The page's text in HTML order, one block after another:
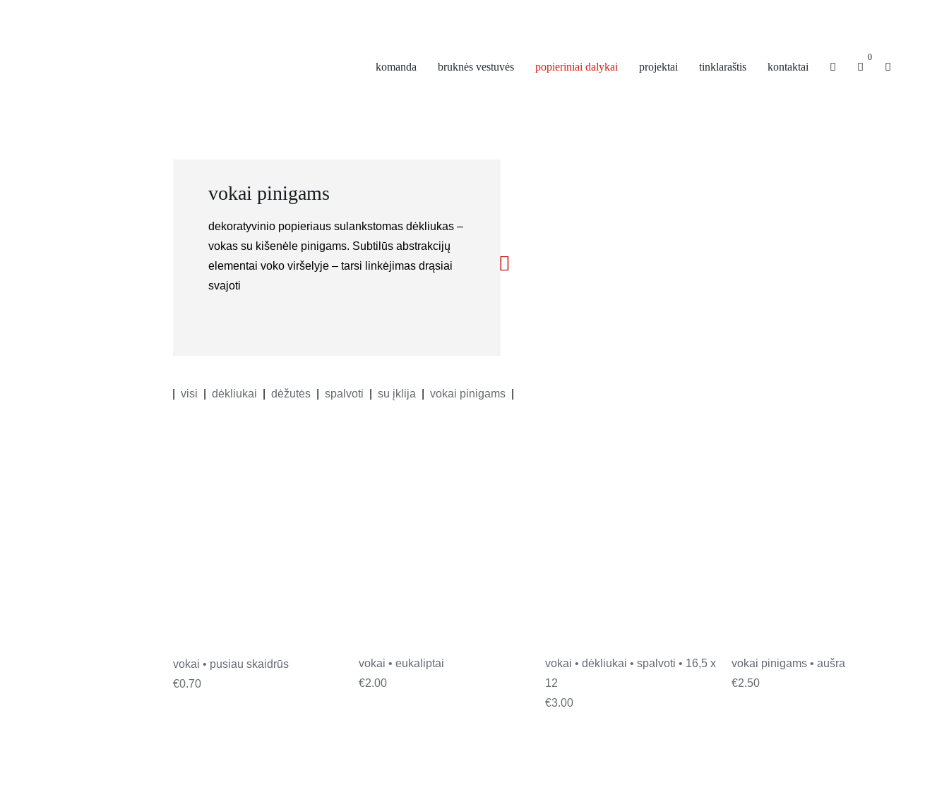
komanda
bruknės vestuvės popieriniai dalykai projektai tinklaraštis kontaktai
0
vokai pinigams
dekoratyvinio popieriaus sulankstomas dėkliukas –
vokas su kišenėle pinigams. Subtilūs abstrakcijų
elementai voko viršelyje – tarsi linkėjimas drąsiai
svajoti
visi dėkliukai dėžutės spalvoti su įklija vokai pinigams
vokai • pusiau skaidrūs
€0.70
vokai • eukaliptai
€2.00
vokai • dėkliukai • spalvoti • 16,5 x
12
€3.00
vokai pinigams • aušra
€2.50